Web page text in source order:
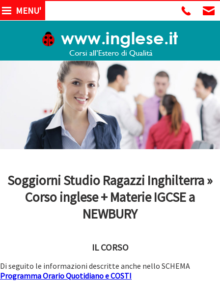
MENU'
Soggiorni Studio Ragazzi Inghilterra »
Corso inglese + Materie IGCSE a
NEWBURY
IL CORSO
Di seguito le informazioni descritte anche nello SCHEMA
Programma Orario Quotidiano e COSTI